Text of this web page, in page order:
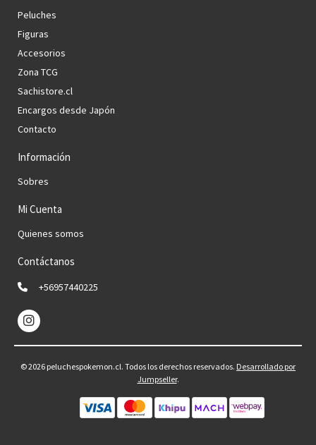
Peluches
Figuras
Accesorios
Zona TCG
Sachistore.cl
Encargos desde Japón
Contacto
Información
Sobres
Mi Cuenta
Quienes somos
Contáctanos
+56957440225
© 2026 peluchespokemon.cl. Todos los derechos reservados. Desarrollado por
Jumpseller.